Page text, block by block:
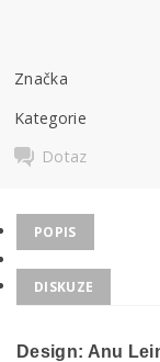
Značka
Kategorie
Dotaz
POPIS
DISKUZE
Design: Anu